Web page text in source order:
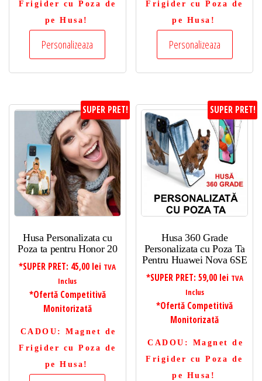
Frigider cu Poza de
pe Husa!
Personalizeaza
Frigider cu Poza de
pe Husa!
Personalizeaza
SUPER PRET!
Husa Personalizata cu
Poza ta pentru Honor 20
*SUPER PRET: 45,00 lei TVA
Inclus
*Ofertă Competitivă
Monitorizată
CADOU : Magnet de
Frigider cu Poza de
pe Husa!
SUPER PRET!
Husa 360 Grade
Personalizata cu Poza Ta
Pentru Huawei Nova 6SE
*SUPER PRET: 59,00 lei TVA
Inclus
*Ofertă Competitivă
Monitorizată
CADOU : Magnet de
Frigider cu Poza de
pe Husa!